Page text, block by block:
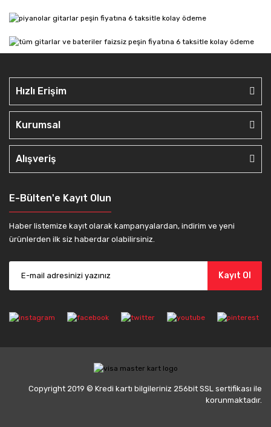
Hızlı Erişim
Kurumsal
Alışveriş
E-Bülten'e Kayıt Olun
Haber listemize kayıt olarak kampanyalardan, indirim ve yeni
ürünlerden ilk siz haberdar olabilirsiniz.
Kayıt Ol
Copyright 2019 © Kredi kartı bilgileriniz 256bit SSL sertifikası ile
korunmaktadır.